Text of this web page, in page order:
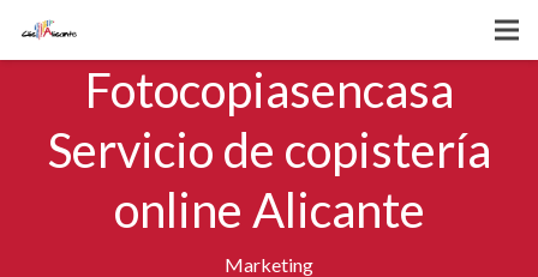
Fotocopiasencasa
Servicio de copistería
online Alicante
Marketing